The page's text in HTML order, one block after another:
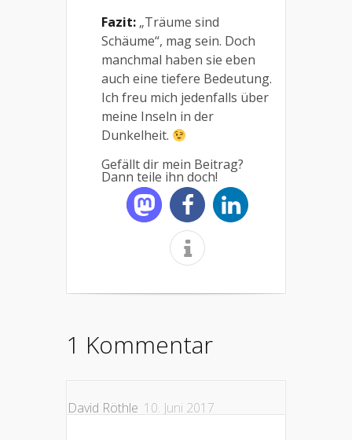
Fazit:„Träume sind
Schäume“, mag sein. Doch
manchmal haben sie eben
auch eine tiefere Bedeutung.
Ich freu mich jedenfalls über
meine Inseln in der
Dunkelheit.
Gefällt dir mein Beitrag?
Dann teile ihn doch!
1 Kommentar
David Röthle 10. Juni 2017